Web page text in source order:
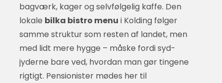
bagværk, kager og selvfølgelig kaffe. Den
lokale bilka bistro menu i Kolding følger
samme struktur som resten af landet, men
med lidt mere hygge – måske fordi syd-
jyderne bare ved, hvordan man gør tingene
rigtigt. Pensionister mødes her til